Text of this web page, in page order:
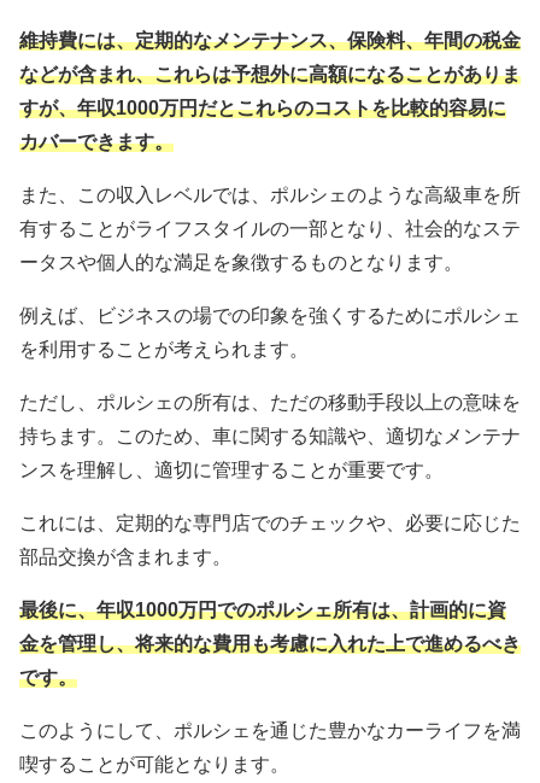
維持費には、定期的なメンテナンス、保険料、年間の税金
などが含まれ、これらは予想外に高額になることがありま
すが、年収1000万円だとこれらのコストを比較的容易に
カバーできます。
また、この収入レベルでは、ポルシェのような高級車を所
有することがライフスタイルの一部となり、社会的なステ
ータスや個人的な満足を象徴するものとなります。
例えば、ビジネスの場での印象を強くするためにポルシェ
を利用することが考えられます。
ただし、ポルシェの所有は、ただの移動手段以上の意味を
持ちます。このため、車に関する知識や、適切なメンテナ
ンスを理解し、適切に管理することが重要です。
これには、定期的な専門店でのチェックや、必要に応じた
部品交換が含まれます。
最後に、年収1000万円でのポルシェ所有は、計画的に資
金を管理し、将来的な費用も考慮に入れた上で進めるべき
です。
このようにして、ポルシェを通じた豊かなカーライフを満
喫することが可能となります。